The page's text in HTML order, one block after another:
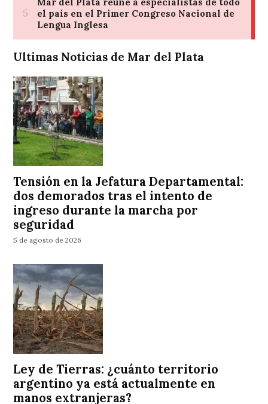
Ultimas Noticias de Mar del Plata
Tensión en la Jefatura Departamental:
dos demorados tras el intento de
ingreso durante la marcha por
seguridad
5 de agosto de 2026
Ley de Tierras: ¿cuánto territorio
argentino ya está actualmente en
manos extranjeras?